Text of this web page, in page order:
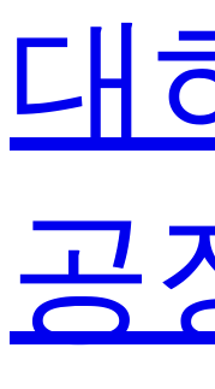
대
공